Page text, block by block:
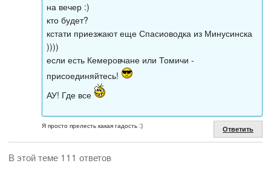
на вечер :)
кто будет?
кстати приезжают еще Спасиоводка из Минусинска
))))
если есть Кемеровчане или Томичи -
присоединяйтесь!
АУ! Где все
Я просто прелесть какая гадость :) Ответить
В этой теме 111 ответов